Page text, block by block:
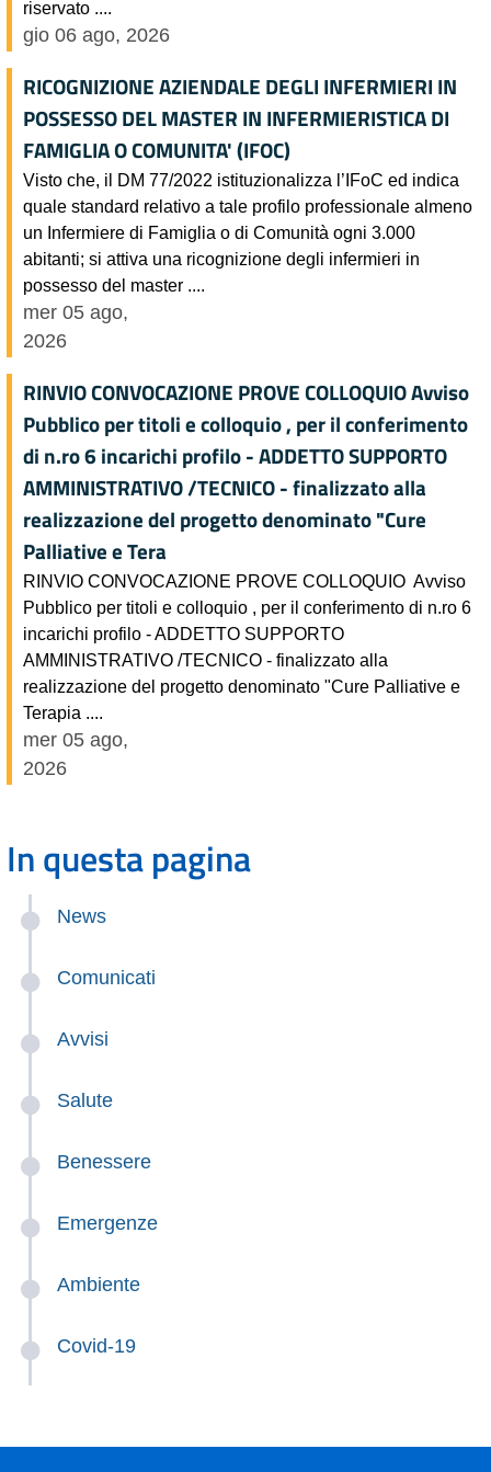
riservato ....
gio 06 ago, 2026
RICOGNIZIONE AZIENDALE DEGLI INFERMIERI IN
POSSESSO DEL MASTER IN INFERMIERISTICA DI
FAMIGLIA O COMUNITA' (IFOC)
Visto che, il DM 77/2022 istituzionalizza l’IFoC ed indica
quale standard relativo a tale profilo professionale almeno
un Infermiere di Famiglia o di Comunità ogni 3.000
abitanti; si attiva una ricognizione degli infermieri in
possesso del master ....
mer 05 ago,
2026
RINVIO CONVOCAZIONE PROVE COLLOQUIO Avviso
Pubblico per titoli e colloquio , per il conferimento
di n.ro 6 incarichi profilo - ADDETTO SUPPORTO
AMMINISTRATIVO /TECNICO - finalizzato alla
realizzazione del progetto denominato "Cure
Palliative e Tera
RINVIO CONVOCAZIONE PROVE COLLOQUIO Avviso
Pubblico per titoli e colloquio , per il conferimento di n.ro 6
incarichi profilo - ADDETTO SUPPORTO
AMMINISTRATIVO /TECNICO - finalizzato alla
realizzazione del progetto denominato "Cure Palliative e
Terapia ....
mer 05 ago,
2026
In questa pagina
News
Comunicati
Avvisi
Salute
Benessere
Emergenze
Ambiente
Covid-19